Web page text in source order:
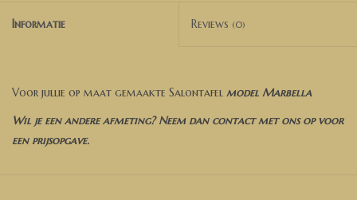
Informatie Reviews (0)
Voor jullie op maat gemaakte Salontafel model Marbella
Wil je een andere afmeting? Neem dan contact met ons op voor
een prijsopgave.